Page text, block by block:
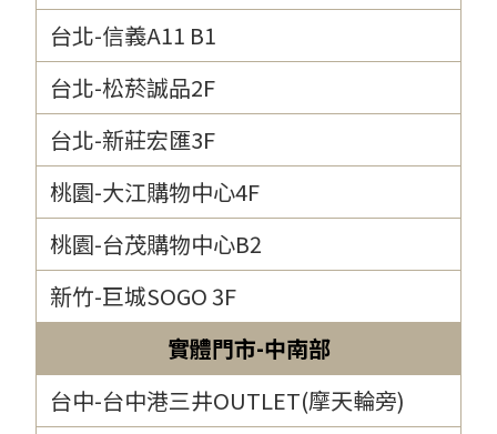
台北-信義A11 B1
台北-松菸誠品2F
台北-新莊宏匯3F
桃園-大江購物中心4F
桃園-台茂購物中心B2
新竹-巨城SOGO 3F
實體門市-中南部
台中-台中港三井OUTLET(摩天輪旁)